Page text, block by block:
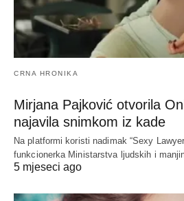
CRNA HRONIKA
Mirjana Pajković otvorila
najavila snimkom iz kade
Na platformi koristi nadimak “Sexy
funkcionerka Ministarstva ljudskih i
5 mjeseci ago